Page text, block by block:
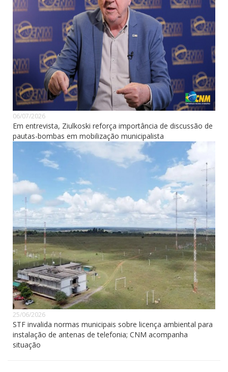
06/07/2026
Em entrevista, Ziulkoski reforça importância de discussão de
pautas-bombas em mobilização municipalista
25/06/2026
STF invalida normas municipais sobre licença ambiental para
instalação de antenas de telefonia; CNM acompanha
situação